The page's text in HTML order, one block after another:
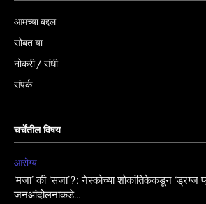
आमच्या बद्दल
सोबत या
नोकरी / संधी
संपर्क
चर्चेतील विषय
आरोग्य
‘मजा’ की ‘सजा’?: नेस्कोच्या शोकांतिकेकडून ‘ड्रग्ज
जनआंदोलनाकडे…